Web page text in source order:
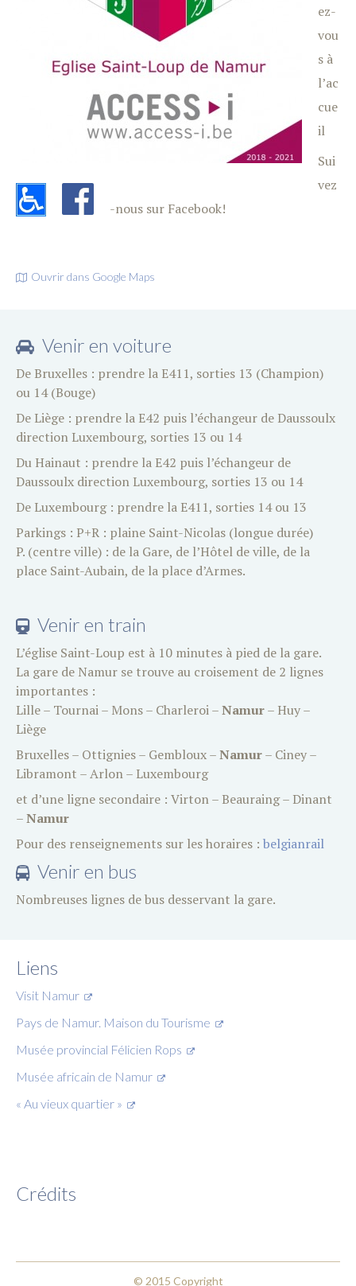
ez-
vou
s à
l’ac
cue
il
Sui
vez
-nous sur Facebook!
Ouvrir dans Google Maps
Venir en voiture
De Bruxelles : prendre la E411, sorties 13 (Champion)
ou 14 (Bouge)
De Liège : prendre la E42 puis l’échangeur de Daussoulx
direction Luxembourg, sorties 13 ou 14
Du Hainaut : prendre la E42 puis l’échangeur de
Daussoulx direction Luxembourg, sorties 13 ou 14
De Luxembourg : prendre la E411, sorties 14 ou 13
Parkings : P+R : plaine Saint-Nicolas (longue durée)
P. (centre ville) : de la Gare, de l’Hôtel de ville, de la
place Saint-Aubain, de la place d’Armes.
Venir en train
L’église Saint-Loup est à 10 minutes à pied de la gare.
La gare de Namur se trouve au croisement de 2 lignes
importantes :
Lille – Tournai – Mons – Charleroi –Namur– Huy –
Liège
Bruxelles – Ottignies – Gembloux –Namur– Ciney –
Libramont – Arlon – Luxembourg
et d’une ligne secondaire : Virton – Beauraing – Dinant
–Namur
Pour des renseignements sur les horaires : belgianrail
Venir en bus
Nombreuses lignes de bus desservant la gare.
Liens
Visit Namur
Pays de Namur. Maison du Tourisme
Musée provincial Félicien Rops
Musée africain de Namur
« Au vieux quartier »
Crédits
© 2015 Copyright